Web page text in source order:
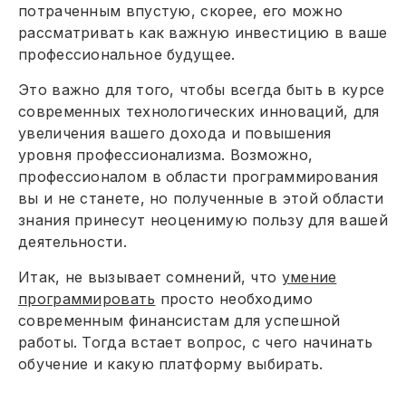
потраченным впустую, скорее, его можно
рассматривать как важную инвестицию в ваше
профессиональное будущее.
Это важно для того, чтобы всегда быть в курсе
современных технологических инноваций, для
увеличения вашего дохода и повышения
уровня профессионализма. Возможно,
профессионалом в области программирования
вы и не станете, но полученные в этой области
знания принесут неоценимую пользу для вашей
деятельности.
Итак, не вызывает сомнений, что умение
программировать просто необходимо
современным финансистам для успешной
работы. Тогда встает вопрос, с чего начинать
обучение и какую платформу выбирать.